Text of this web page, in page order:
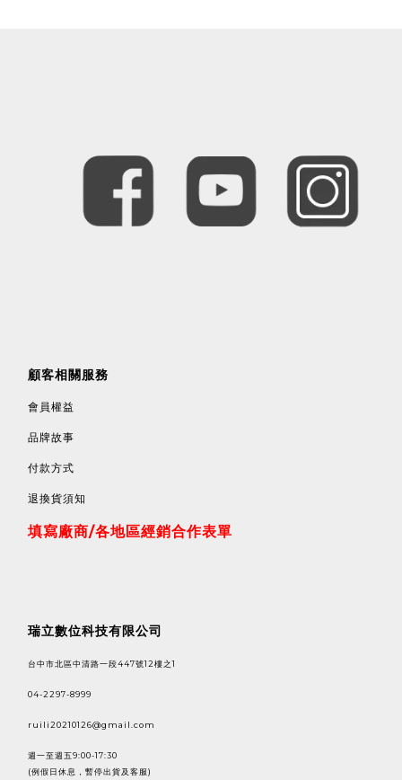
顧客相關服務
會員權益
品牌故事
付款方式
退換貨須知
填寫廠商/各地區經銷合作表單
瑞立數位科技有限公司
台中市北區中清路一段447號12樓之1
04-2297-8999
ruili20210126@gmail.com
週一至週五9:00-17:30
(例假日休息，暫停出貨及客服)